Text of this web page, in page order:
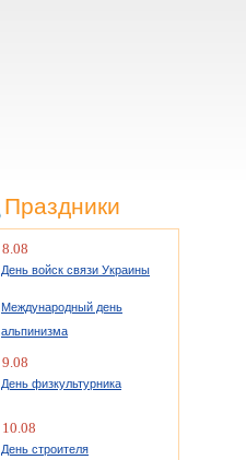
Праздники
8.08
День войск связи Украины
Международный день
альпинизма
9.08
День физкультурника
10.08
День строителя